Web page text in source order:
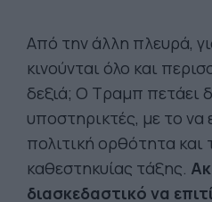
Από την άλλη πλευρά,
κινούνται όλο και
δεξιά; Ο Τραμπ πετάει
υποστηρικτές, με το να
πολιτική ορθότητα και
καθεστηκυίας τάξης.
διασκεδαστικό να